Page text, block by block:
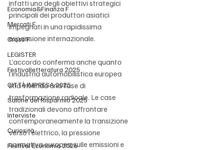
Economia&Finanza F
Mercati F
Cross F
LEGISTER
Festivalletteratura 2025
CITTÀ IMPRESA 2025
Salone del Risparmio 2025
Interviste
Curiosità
Festival Economia 2026
infatti uno degli obiettivi strategici
principali dei produttori asiatici
impegnati in una rapidissima
espansione internazionale.
L’accordo conferma anche quanto
l’industria automobilistica europea
stia vivendo una fase di
trasformazione radicale. Le case
tradizionali devono affrontare
contemporaneamente la transizione
verso l’elettrico, la pressione
normativa europea sulle emissioni e